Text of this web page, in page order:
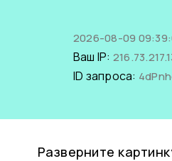
2026-08-09
Ваш IP:
ID запроса:
Разверните